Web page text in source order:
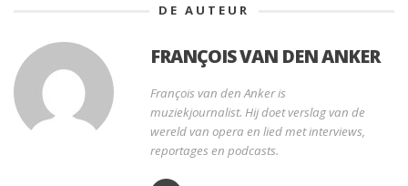
DE AUTEUR
FRANÇOIS VAN DEN ANKER
François van den Anker is
muziekjournalist. Hij doet verslag van de
wereld van opera en lied met interviews,
reportages en podcasts.